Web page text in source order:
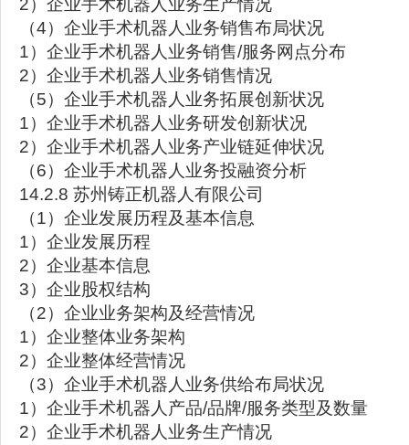
2）企业手术机器人业务生产情况
（4）企业手术机器人业务销售布局状况
1）企业手术机器人业务销售/服务网点分布
2）企业手术机器人业务销售情况
（5）企业手术机器人业务拓展创新状况
1）企业手术机器人业务研发创新状况
2）企业手术机器人业务产业链延伸状况
（6）企业手术机器人业务投融资分析
14.2.8 苏州铸正机器人有限公司
（1）企业发展历程及基本信息
1）企业发展历程
2）企业基本信息
3）企业股权结构
（2）企业业务架构及经营情况
1）企业整体业务架构
2）企业整体经营情况
（3）企业手术机器人业务供给布局状况
1）企业手术机器人产品/品牌/服务类型及数量
2）企业手术机器人业务生产情况